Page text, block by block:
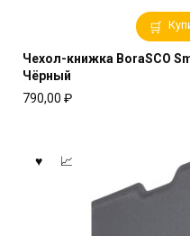
Чехол-книжка BoraSCO
Чёрный
790,00 ₽